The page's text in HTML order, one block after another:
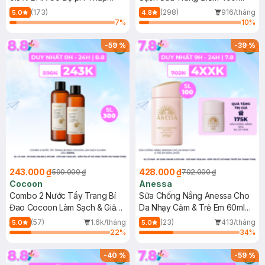
150ml
5.0
(173)
7%
4.8 (298)
916/tháng
10%
-59%
243.000 ₫590.000 ₫
Cocoon
Combo 2 Nước Tẩy Trang Bí
Đao Cocoon Làm Sạch & Giảm
Dầu 500ml
5.0 (57)
1.6k/tháng
22%
-39%
428.000 ₫702.000 ₫
Anessa
Sữa Chống Nắng Anessa Cho
Da Nhạy Cảm & Trẻ Em 60ml
(Mới)
5.0 (23)
413/tháng
34%
-40% -59%